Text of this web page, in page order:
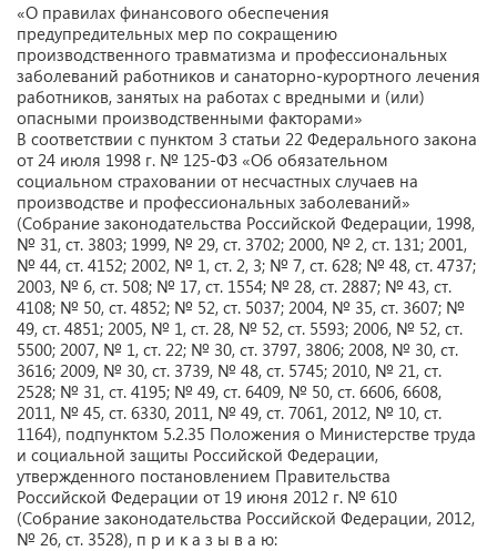
«О правилах финансового обеспечения
предупредительных мер по сокращению
производственного травматизма и профессиональных
заболеваний работников и санаторно-курортного лечения
работников, занятых на работах с вредными и (или)
опасными производственными факторами»
В соответствии с пунктом 3 статьи 22 Федерального закона
от 24 июля 1998 г. № 125-ФЗ «Об обязательном
социальном страховании от несчастных случаев на
производстве и профессиональных заболеваний»
(Собрание законодательства Российской Федерации, 1998,
№ 31, ст. 3803; 1999, № 29, ст. 3702; 2000, № 2, ст. 131; 2001,
№ 44, ст. 4152; 2002, № 1, ст. 2, 3; № 7, ст. 628; № 48, ст. 4737;
2003, № 6, ст. 508; № 17, ст. 1554; № 28, ст. 2887; № 43, ст.
4108; № 50, ст. 4852; № 52, ст. 5037; 2004, № 35, ст. 3607; №
49, ст. 4851; 2005, № 1, ст. 28, № 52, ст. 5593; 2006, № 52, ст.
5500; 2007, № 1, ст. 22; № 30, ст. 3797, 3806; 2008, № 30, ст.
3616; 2009, № 30, ст. 3739, № 48, ст. 5745; 2010, № 21, ст.
2528; № 31, ст. 4195; № 49, ст. 6409, № 50, ст. 6606, 6608,
2011, № 45, ст. 6330, 2011, № 49, ст. 7061, 2012, № 10, ст.
1164), подпунктом 5.2.35 Положения о Министерстве труда
и социальной защиты Российской Федерации,
утвержденного постановлением Правительства
Российской Федерации от 19 июня 2012 г. № 610
(Собрание законодательства Российской Федерации, 2012,
№ 26, ст. 3528), п р и к а з ы в а ю: